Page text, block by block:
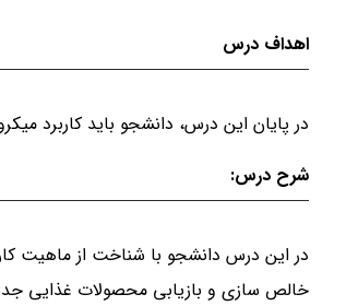
اهداف درس
در پایان این درس، دانشجو باید کاربرد
شرح درس:
در این درس دانشجو با شناخت از ماهیت
خالص سازی و بازیابی محصولات غذایی